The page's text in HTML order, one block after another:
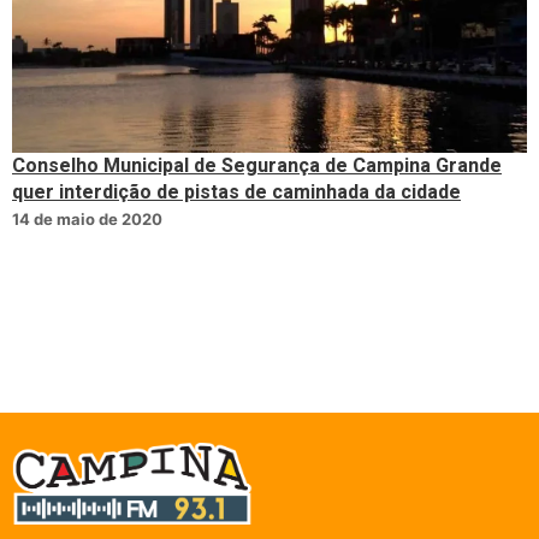
Conselho Municipal de Segurança de Campina Grande
quer interdição de pistas de caminhada da cidade
14 de maio de 2020